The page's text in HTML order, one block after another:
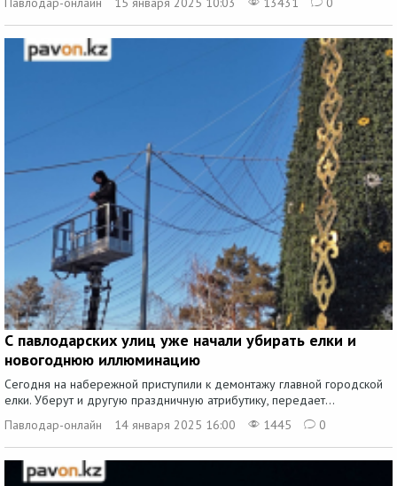
С павлодарских улиц уже начали убирать елки и
новогоднюю иллюминацию
Сегодня на набережной приступили к демонтажу главной городской
елки. Уберут и другую праздничную атрибутику, передает...
Павлодар-онлайн
14 января 2025 16:00 1445 0